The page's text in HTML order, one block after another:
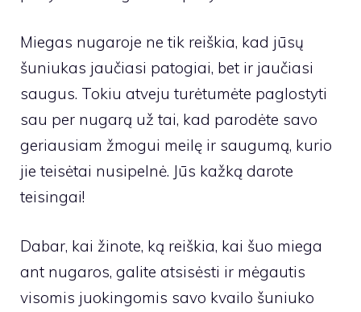
Miegas nugaroje ne tik reiškia, kad jūsų
šuniukas jaučiasi patogiai, bet ir jaučiasi
saugus. Tokiu atveju turėtumėte paglostyti
sau per nugarą už tai, kad parodėte savo
geriausiam žmogui meilę ir saugumą, kurio
jie teisėtai nusipelnė. Jūs kažką darote
teisingai!
Dabar, kai žinote, ką reiškia, kai šuo miega
ant nugaros, galite atsisėsti ir mėgautis
visomis juokingomis savo kvailo šuniuko